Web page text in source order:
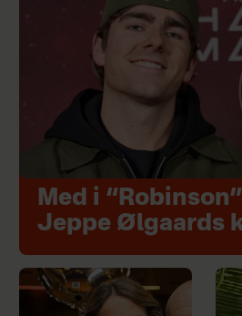
Med i
Jeppe Ølgaards